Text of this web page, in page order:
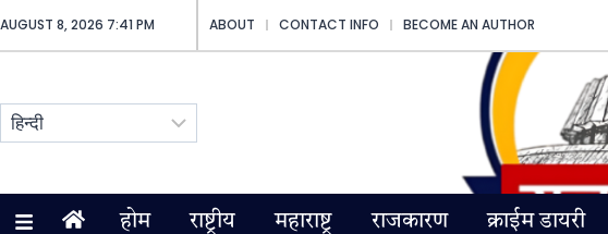
AUGUST 8, 2026 7:41 PM ABOUT CONTACT INFO BECOME AN AUTHOR
होम राष्ट्रीय महाराष्ट्र राजकारण क्राईम डायरी